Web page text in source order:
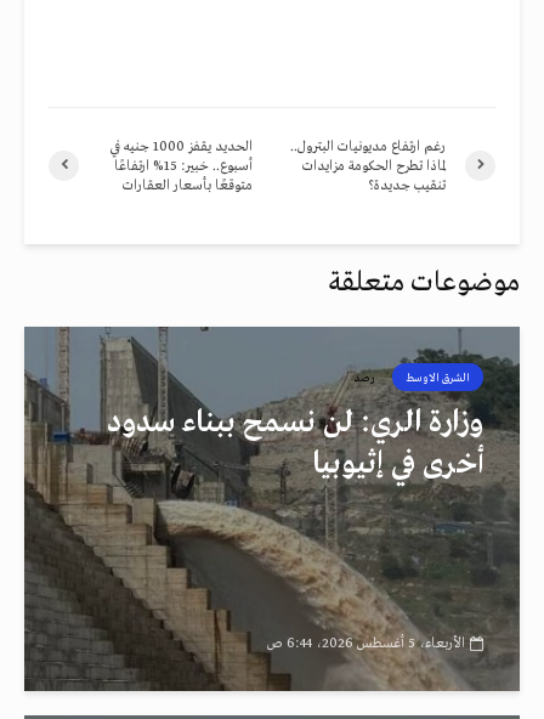
الحديد يقفز 1000 جنيه في
أسبوع.. خبير: 15% ارتفاعًا
متوقعًا بأسعار العقارات
رغم ارتفاع مديونيات البترول..
لماذا تطرح الحكومة مزايدات
تنقيب جديدة؟
موضوعات متعلقة
الشرق الاوسط رصد
وزارة الري: لن نسمح ببناء سدود
أخرى في إثيوبيا
الأربعاء، 5 أغسطس 2026، 6:44 ص